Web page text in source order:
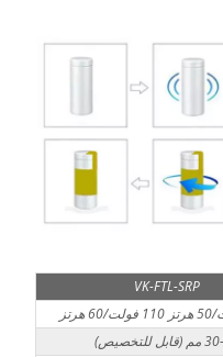
VK-FTL-SRP
للتخصيص)